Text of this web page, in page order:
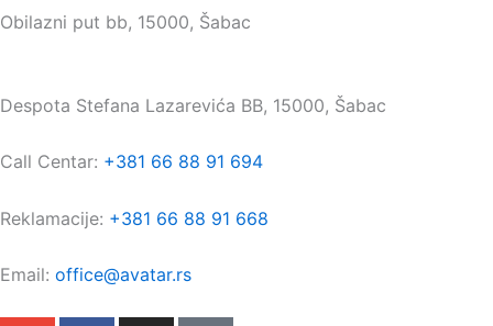
Obilazni put bb, 15000, Šabac
Despota Stefana Lazarevića BB, 15000, Šabac
Call Centar: +381 66 88 91 694
Reklamacije: +381 66 88 91 668
Email: office@avatar.rs